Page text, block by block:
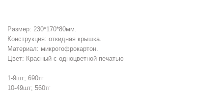
Размер: 230*170*80мм.
Конструкция: откидная крышка.
Материал: микрогофрокартон.
Цвет: Красный с одноцветной печатью
1-9шт; 690тг
10-49шт; 560тг